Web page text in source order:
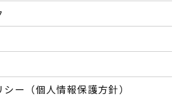
ー（個人情報保護方針）